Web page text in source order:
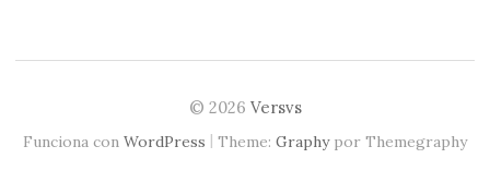
© 2026 Versvs
Funciona con WordPress | Theme: Graphypor Themegraphy